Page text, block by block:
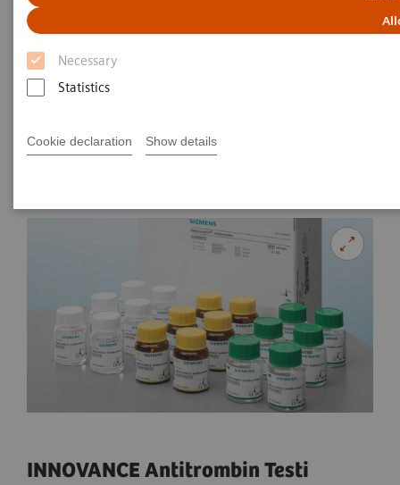
Necessary
Statistics
Cookie declaration Show details
INNOVANCE Antitrombin Testi
Son teknoloji antitrombin testi
INNOVANCE Antitrombin Testi